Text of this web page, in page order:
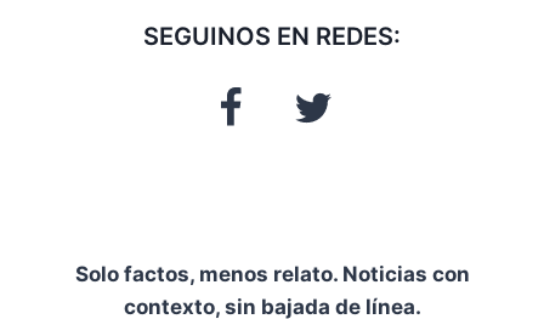
SEGUINOS EN REDES:
Solo factos, menos relato. Noticias con
contexto, sin bajada de línea.